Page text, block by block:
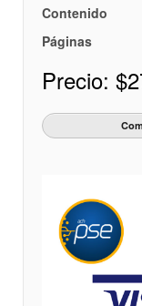
Contenido
Páginas
Precio: